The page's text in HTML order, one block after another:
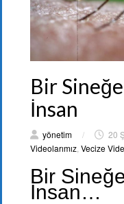
Bir
İnsan
yönetim / 20
Videolarımız Vecize
Bir
İnsan…